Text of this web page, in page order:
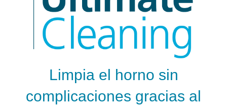
Limpia el horno sin
complicaciones gracias al